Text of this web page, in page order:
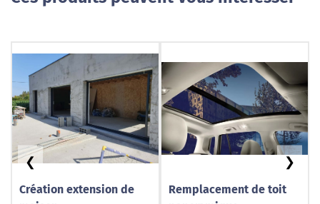
Création extension de
Remplacement de toit
❮ ❯